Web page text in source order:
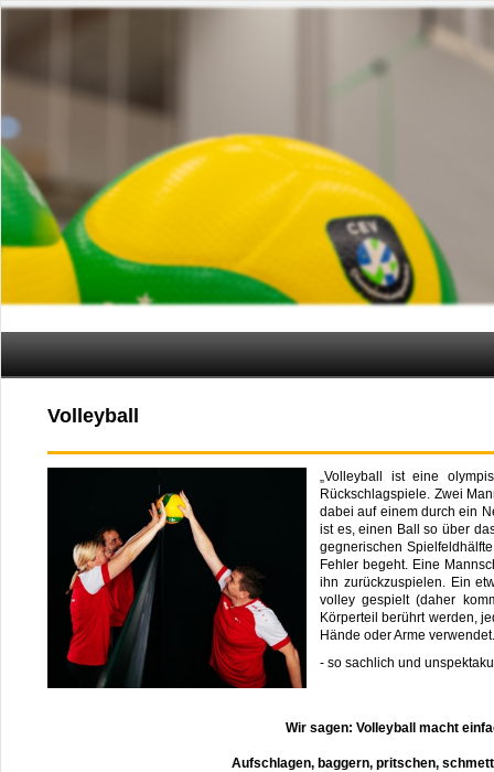
Volleyball
„Volleyball ist eine
Rückschlagspiele. Zwei
dabei auf einem durch ein
ist es, einen Ball so über
gegnerischen
Fehler begeht. Eine
ihn zurückzuspielen. Ein
volley gespielt (daher
Körperteil berührt werden,
Hände oder Arme
- so sachlich und
Wir sagen: Volleyball macht
Aufschlagen, baggern, pritschen,